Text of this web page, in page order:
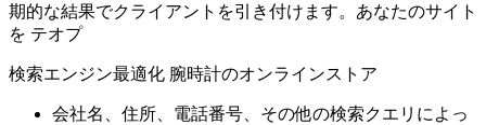
期的な結果でクライアントを引き付けます。あなたのサイト
を テオプ
検索エンジン最適化 腕時計のオンラインストア
会社名、住所、電話番号、その他の検索クエリによっ